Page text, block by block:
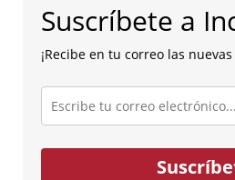
Suscríbete a
¡Recibe en tu correo las
Escribe
tu
correo
electrónico...